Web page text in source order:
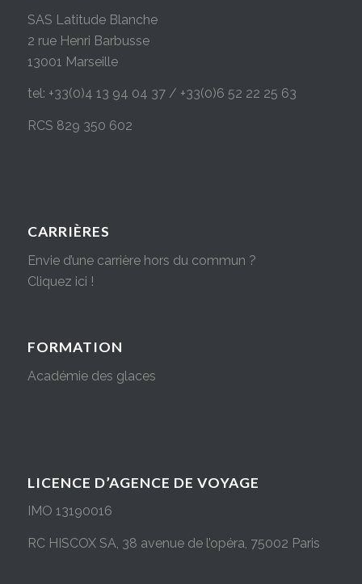
SAS Latitude Blanche
2 rue Henri Barbusse
13001 Marseille
tel: +33(0)4 13 94 04 37 / +33(0)6 52 22 25 63
RCS 829 350 602
CARRIÈRES
Envie d’une carrière hors du commun ?
Cliquez ici !
FORMATION
Académie des glaces
LICENCE D’AGENCE DE VOYAGE
IMO 13190016
RC HISCOX SA, 38 avenue de l’opéra, 75002 Paris